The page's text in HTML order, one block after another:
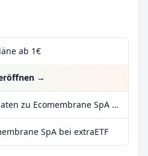
ab 1€
→
Mehr Fundamentaldaten zu Ecomembrane SpA bei Parqet
SpA bei extraETF